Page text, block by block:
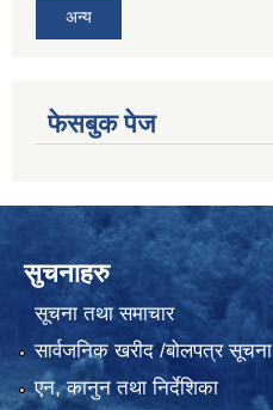
अन्य
फेसबुक पेज
सुचनाहरु
सूचना तथा समाचार
सार्वजनिक खरीद /बोलपत्र सूचना
एन, कानुन तथा निर्देशिका